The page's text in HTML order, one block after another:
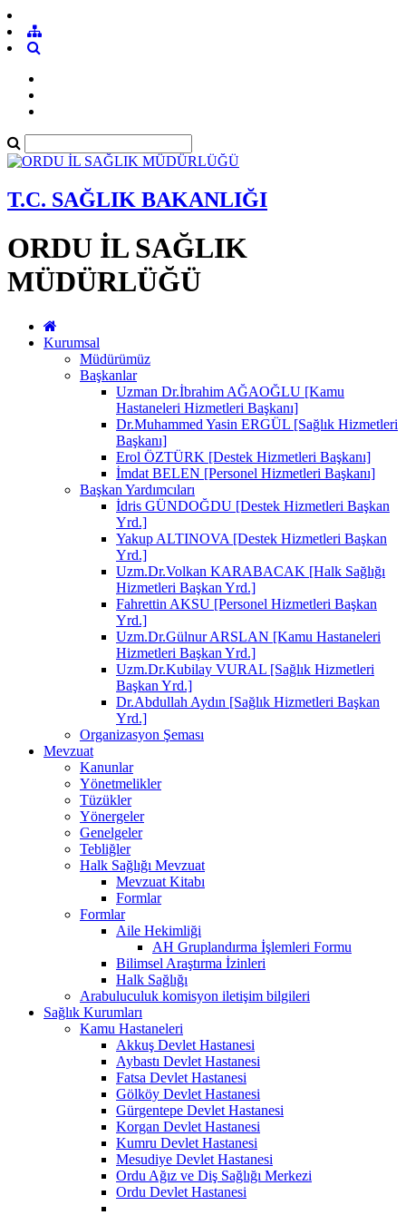
T.C. SAĞLIK BAKANLIĞI
ORDU İL SAĞLIK
MÜDÜRLÜĞÜ
Kurumsal
Müdürümüz
Başkanlar
Uzman Dr.İbrahim AĞAOĞLU [Kamu
Hastaneleri Hizmetleri Başkanı]
Dr.Muhammed Yasin ERGÜL [Sağlık Hizmetleri
Başkanı]
Erol ÖZTÜRK [Destek Hizmetleri Başkanı]
İmdat BELEN [Personel Hizmetleri Başkanı]
Başkan Yardımcıları
İdris GÜNDOĞDU [Destek Hizmetleri Başkan
Yrd.]
Yakup ALTINOVA [Destek Hizmetleri Başkan
Yrd.]
Uzm.Dr.Volkan KARABACAK [Halk Sağlığı
Hizmetleri Başkan Yrd.]
Fahrettin AKSU [Personel Hizmetleri Başkan
Yrd.]
Uzm.Dr.Gülnur ARSLAN [Kamu Hastaneleri
Hizmetleri Başkan Yrd.]
Uzm.Dr.Kubilay VURAL [Sağlık Hizmetleri
Başkan Yrd.]
Dr.Abdullah Aydın [Sağlık Hizmetleri Başkan
Yrd.]
Organizasyon Şeması
Mevzuat
Kanunlar
Yönetmelikler
Tüzükler
Yönergeler
Genelgeler
Tebliğler
Halk Sağlığı Mevzuat
Mevzuat Kitabı
Formlar
Formlar
Aile Hekimliği
AH Gruplandırma İşlemleri Formu
Bilimsel Araştırma İzinleri
Halk Sağlığı
Arabuluculuk komisyon iletişim bilgileri
Sağlık Kurumları
Kamu Hastaneleri
Akkuş Devlet Hastanesi
Aybastı Devlet Hastanesi
Fatsa Devlet Hastanesi
Gölköy Devlet Hastanesi
Gürgentepe Devlet Hastanesi
Korgan Devlet Hastanesi
Kumru Devlet Hastanesi
Mesudiye Devlet Hastanesi
Ordu Ağız ve Diş Sağlığı Merkezi
Ordu Devlet Hastanesi